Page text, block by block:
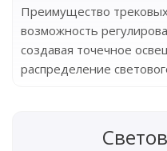
Преимущество
возможность
создавая точечное
распределение